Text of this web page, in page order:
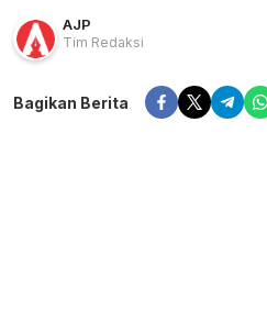
AJP
Tim Redaksi
Bagikan Berita